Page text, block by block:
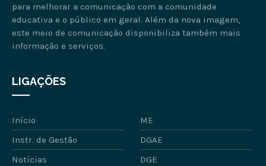
para melhorar a comunicação com a comunidade
educativa e o público em geral. Além da nova imagem,
este meio de comunicação disponibiliza também mais
informação e serviços.
LIGAÇÕES
Início
ME
Instr. de Gestão
DGAE
Notícias
DGE